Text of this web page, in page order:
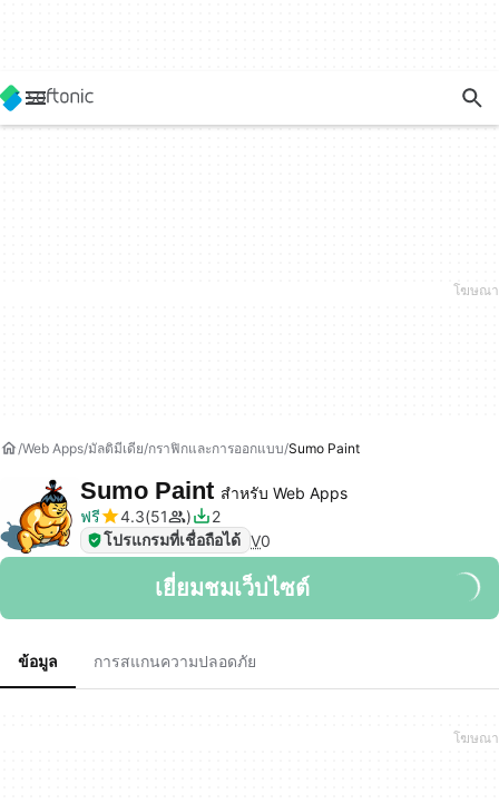
Web Apps มัลติมีเดีย กราฟิกและการออกแบบ Sumo Paint
Sumo Paint สำหรับ Web Apps
ฟรี
4.3 51
2
โปรแกรมที่เชื่อถือได้ V0
เยี่ยมชมเว็บไซต์
ข้อมูล การสแกนความปลอดภัย